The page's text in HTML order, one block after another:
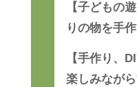
【子どもの
りの物を手
【手作り、
楽しみなが